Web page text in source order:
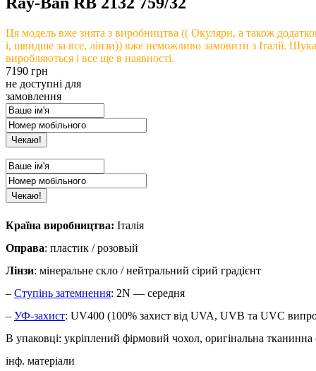
Ця модель вже знята з виробництва (( Окуляри, а також
і, швидше за все, лінзи)) вже неможливо замовити з Італії.
виробляються і все ще в наявності.
7190 грн
не доступні для
замовлення
Країна виробництва: Італія
Оправа: пластик / розовый
Лінзи: мінеральне скло / нейтральний сірий градієнт
– Ступінь затемнення: 2N — середня
– УФ-захист: UV400 (100% захист від UVA, UVB та UVC
В упаковці: укріплений фірмовий чохол, оригінальна тканинна
інф. матеріали